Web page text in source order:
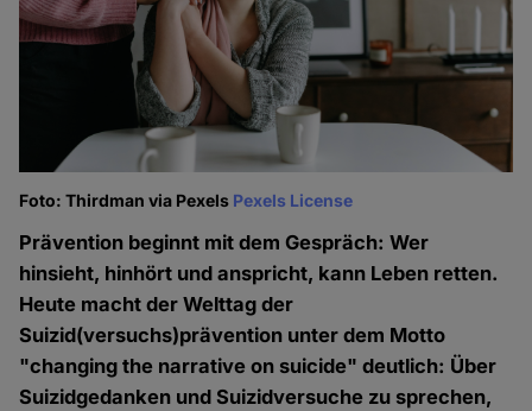
Foto: Thirdman via Pexels Pexels License
Prävention beginnt mit dem Gespräch: Wer
hinsieht, hinhört und anspricht, kann Leben retten.
Heute macht der Welttag der
Suizid(versuchs)prävention unter dem Motto
"changing the narrative on suicide" deutlich: Über
Suizidgedanken und Suizidversuche zu sprechen,